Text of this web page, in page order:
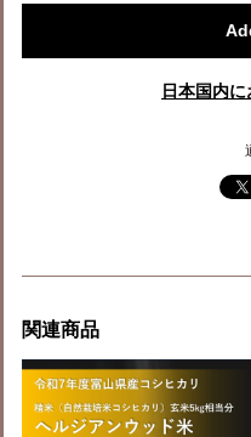
日本国内
関連商品